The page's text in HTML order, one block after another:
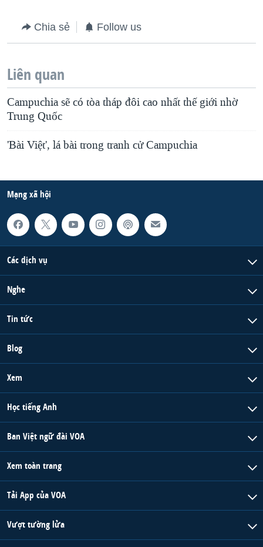
Chia sẻ Follow us
Liên quan
Campuchia sẽ có tòa tháp đôi cao nhất thế giới nhờ
Trung Quốc
'Bài Việt', lá bài trong tranh cử Campuchia
Mạng xã hội
Các dịch vụ
Nghe
Tin tức
Blog
Xem
Học tiếng Anh
Ban Việt ngữ đài VOA
Xem toàn trang
Tải App của VOA
Vượt tường lửa